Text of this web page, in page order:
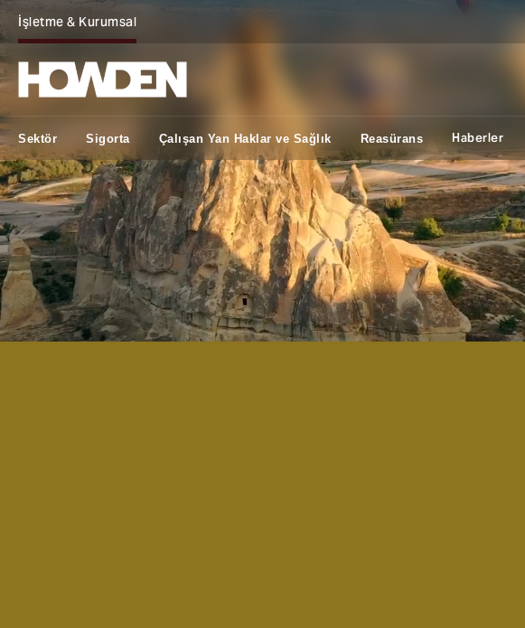
İşletme & Kurumsal
Sektör Sigorta Çalışan Yan Haklar ve Sağlık Reasürans Haberler